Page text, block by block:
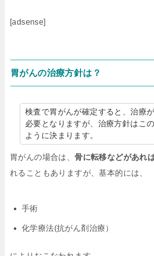
[adsense]
胃がんの治療方針は？
検査で胃がんが確定すると、治療が
必要となりますが、治療方針はこの
ように決まります。
胃がんの場合は、骨に転移などがあれ
れることもありますが、基本的には、
手術
化学療法(抗がん剤治療）